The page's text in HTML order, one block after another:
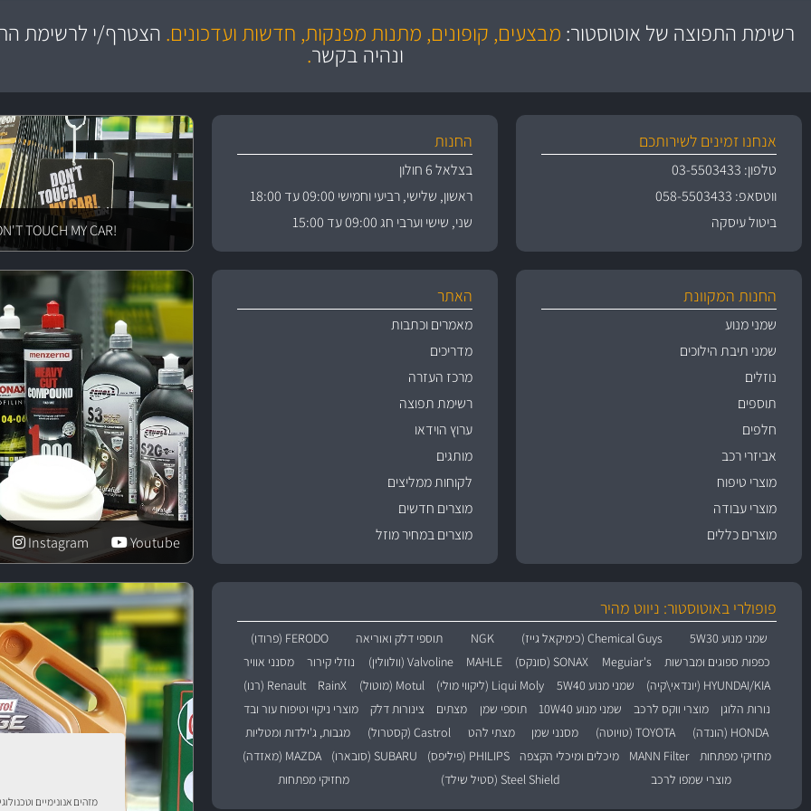
מזהים אנונימיים
באמצעות צ'יטה
משלוחים
במחיר
מחלקת המסננים שלנו עשירה וכוללת מסננים מקוריים ומסננים של MANN ו- MAHLE
גרמניה
בקרו במחלקת מוצרי
ושירות מצויין רשימת התפוצה של אוטוסטור: מבצעים, קופונים, מתנות מפנקות, חדשות ועדכונים. הצטרף/י לרשימת
ונהיה בקשר.
אנחנו זמינים לשירותכם
טלפון: 03-5503433
ווטסאפ: 058-5503433
ביטול עיסקה
החנות
בצלאל 6 חולון
ראשון, שלישי, רביעי וחמישי 09:00 עד 18:00
שני, שישי וערבי חג 09:00 עד 15:00
!DON'T TOUCH MY CAR
החנות המקוונת
שמני מנוע
שמני תיבת הילוכים
נוזלים
תוספים
חלפים
אביזרי רכב
מוצרי טיפוח
מוצרי עבודה
מוצרים כללים
האתר
מאמרים וכתבות
מדריכים
מרכז העזרה
רשימת תפוצה
ערוץ הוידאו
מותגים
לקוחות ממליצים
מוצרים חדשים
מוצרים במחיר מוזל
Youtube
Instagram
פופולרי באוטוסטור: ניווט מהיר
שמני מנוע 5W30 Chemical Guys (כימיקאל גייז) NGK תוספי דלק ואוריאה
FERODO (פרודו)
כפפות ספוגים ומברשות
Meguiar's SONAX (סונקס) MAHLE Valvoline (וולוולין) נוזלי קירור
מסנני אוויר
HYUNDAI/KIA (יונדאי\קיה)
שמני מנוע 5W40 Liqui Moly (ליקווי מולי) Motul (מוטול) RainX
Renault (רנו)
נורות הלוגן
מוצרי ווקס לרכב שמני מנוע 10W40 תוספי שמן מצתים צינורות דלק
מוצרי ניקוי וטיפוח עור ובד
HONDA (הונדה)
TOYOTA (טויוטה) מסנני שמן מצתי להט Castrol (קסטרול)
מגבות, ג'ילדות ומטליות
מחזיקי מפתחות
MANN Filter מיכלים ומיכלי הקצפה PHILIPS (פיליפס) SUBARU (סובארו)
MAZDA (מאזדה)
מוצרי שמפו לרכב
Steel Shield (סטיל שילד) מחזיקי מפתחות